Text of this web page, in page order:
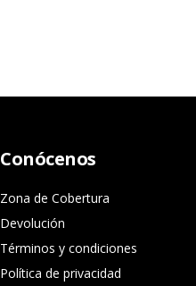
Conócenos
Zona de Cobertura
Devolución
Términos y condiciones
Política de privacidad